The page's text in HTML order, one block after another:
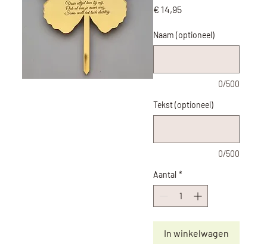
€ 14,95Prijs
Naam (optioneel)
0/500
Tekst (optioneel)
0/500
Aantal *
In winkelwagen